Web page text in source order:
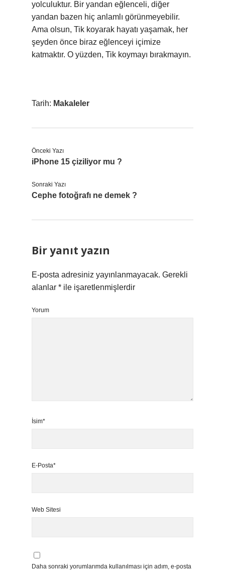
yolculuktur. Bir yandan eğlenceli, diğer
yandan bazen hiç anlamlı görünmeyebilir.
Ama olsun, Tik koyarak hayatı yaşamak, her
şeyden önce biraz eğlenceyi içimize
katmaktır. O yüzden, Tik koymayı bırakmayın.
Tarih: Makaleler
Önceki Yazı
iPhone 15 çiziliyor mu ?
Sonraki Yazı
Cephe fotoğrafı ne demek ?
Bir yanıt yazın
E-posta adresiniz yayınlanmayacak. Gerekli
alanlar * ile işaretlenmişlerdir
Yorum
İsim*
E-Posta*
Web Sitesi
Daha sonraki yorumlarımda kullanılması için adım, e-posta